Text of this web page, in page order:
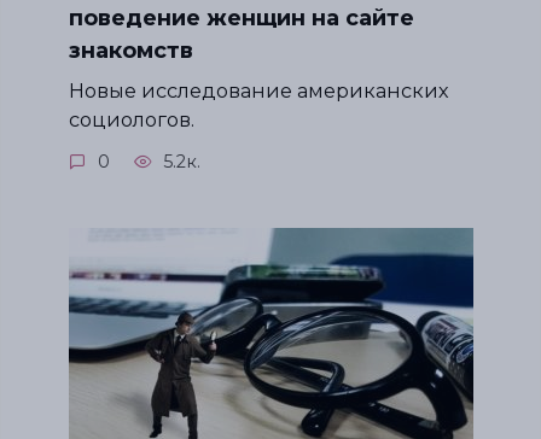
поведение женщин на сайте
знакомств
Новые исследование американских
социологов.
0 5.2к.